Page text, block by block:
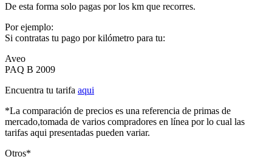
De esta forma solo pagas por los km que recorres.
Por ejemplo:
Si contratas tu pago por kilómetro para tu:
Aveo
PAQ B 2009
Encuentra tu tarifa aqui
*La comparación de precios es una referencia de primas de
mercado,tomada de varios compradores en línea por lo cual las
tarifas aqui presentadas pueden variar.
Otros*